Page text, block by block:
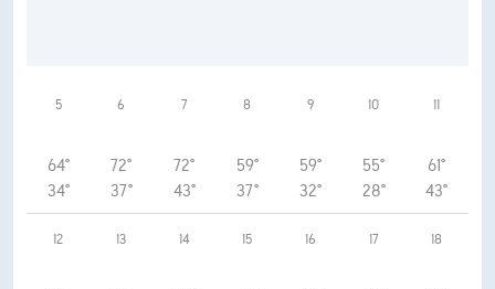
5
64°
34°
6
72°
37°
7
72°
43°
8
59°
37°
9
59°
32°
10
55°
28°
11
61°
43°
12 13 14 15 16 17 18